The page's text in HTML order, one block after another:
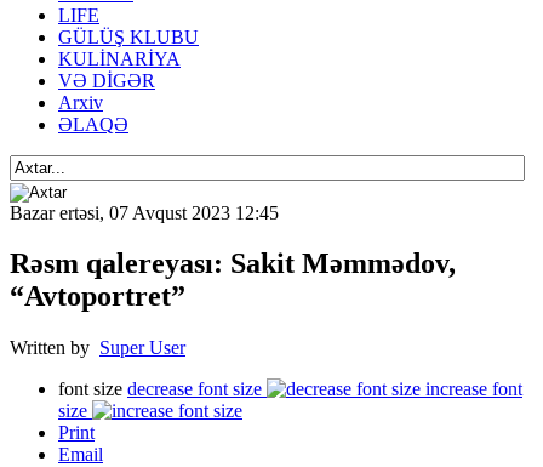
LIFE
GÜLÜŞ KLUBU
KULİNARİYA
VƏ DİGƏR
Arxiv
ƏLAQƏ
Bazar ertəsi, 07 Avqust 2023 12:45
Rəsm qalereyası: Sakit Məmmədov,
“Avtoportret”
Written by Super User
font size decrease font size
increase font
size
Print
Email